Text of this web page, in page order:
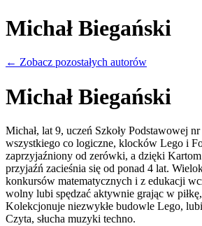
Michał Biegański
← Zobacz pozostałych autorów
Michał Biegański
Michał, lat 9, uczeń Szkoły Podstawowej
wszystkiego co logiczne, klocków Lego i
zaprzyjaźniony od zerówki, a dzięki
przyjaźń zacieśnia się od ponad 4 lat.
konkursów matematycznych i z edukacji
wolny lubi spędzać aktywnie grając w
Kolekcjonuje niezwykłe budowle Lego,
Czyta, słucha muzyki techno.